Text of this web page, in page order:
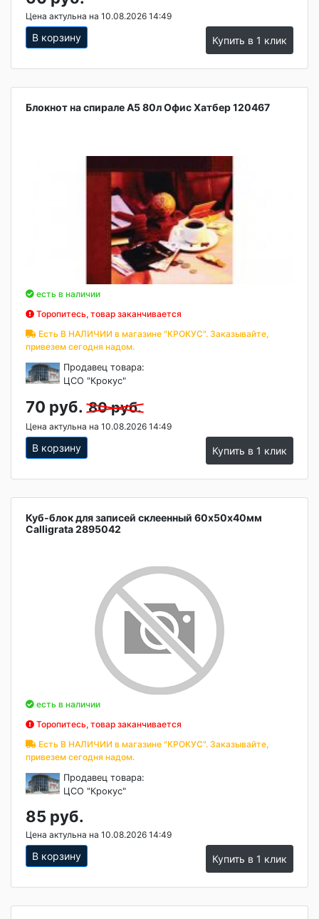
Цена актульна на 10.08.2026 14:49
В корзину Купить в 1 клик
Блокнот на спирале А5 80л Офис Хатбер 120467
есть в наличии
Торопитесь, товар заканчивается
Есть В НАЛИЧИИ в магазине "КРОКУС". Заказывайте,
привезем сегодня надом.
Продавец товара:
ЦСО "Крокус"
70 руб. 80 руб.
Цена актульна на 10.08.2026 14:49
В корзину Купить в 1 клик
Куб-блок для записей склеенный 60х50х40мм
Calligrata 2895042
есть в наличии
Торопитесь, товар заканчивается
Есть В НАЛИЧИИ в магазине "КРОКУС". Заказывайте,
привезем сегодня надом.
Продавец товара:
ЦСО "Крокус"
85 руб.
Цена актульна на 10.08.2026 14:49
В корзину Купить в 1 клик